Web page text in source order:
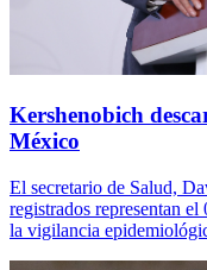
Kershenobich
México
El secretario de Salud,
registrados representan
la vigilancia